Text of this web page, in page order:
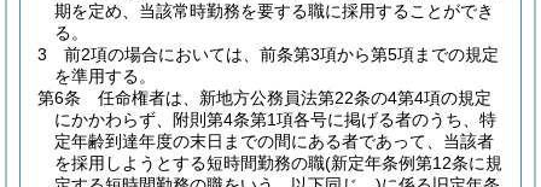
期を定め、当該常時勤務を要する職に採用することができ
る。
3
前2項の場合においては、前条第3項から第5項までの規定
を準用する。
第6条
任命権者は、新地方公務員法第22条の4第4項の規定
にかかわらず、附則第4条第1項各号に掲げる者のうち、特
定年齢到達年度の末日までの間にある者であって、当該者
を採用しようとする短時間勤務の職(新定年条例第12条に規